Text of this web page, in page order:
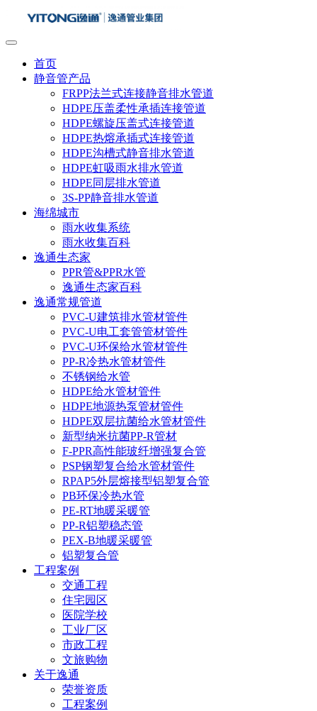
首页
静音管产品
FRPP法兰式连接静音排水管道
HDPE压盖柔性承插连接管道
HDPE螺旋压盖式连接管道
HDPE热熔承插式连接管道
HDPE沟槽式静音排水管道
HDPE虹吸雨水排水管道
HDPE同层排水管道
3S-PP静音排水管道
海绵城市
雨水收集系统
雨水收集百科
逸通生态家
PPR管&PPR水管
逸通生态家百科
逸通常规管道
PVC-U建筑排水管材管件
PVC-U电工套管管材管件
PVC-U环保给水管材管件
PP-R冷热水管材管件
不锈钢给水管
HDPE给水管材管件
HDPE地源热泵管材管件
HDPE双层抗菌给水管材管件
新型纳米抗菌PP-R管材
F-PPR高性能玻纤增强复合管
PSP钢塑复合给水管材管件
RPAP5外层熔接型铝塑复合管
PB环保冷热水管
PE-RT地暖采暖管
PP-R铝塑稳态管
PEX-B地暖采暖管
铝塑复合管
工程案例
交通工程
住宅园区
医院学校
工业厂区
市政工程
文旅购物
关于逸通
荣誉资质
工程案例